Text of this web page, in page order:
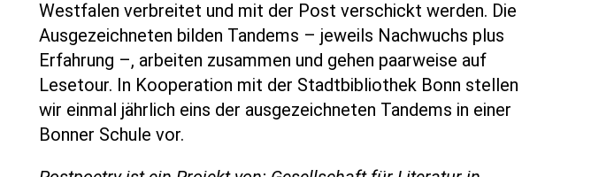
Westfalen verbreitet und mit der Post verschickt werden. Die
Ausgezeichneten bilden Tandems – jeweils Nachwuchs plus
Erfahrung –, arbeiten zusammen und gehen paarweise auf
Lesetour. In Kooperation mit der Stadtbibliothek Bonn stellen
wir einmal jährlich eins der ausgezeichneten Tandems in einer
Bonner Schule vor.